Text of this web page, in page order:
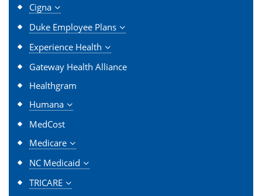
Cigna
Duke Employee Plans
Experience Health
Gateway Health Alliance
Healthgram
Humana
MedCost
Medicare
NC Medicaid
TRICARE